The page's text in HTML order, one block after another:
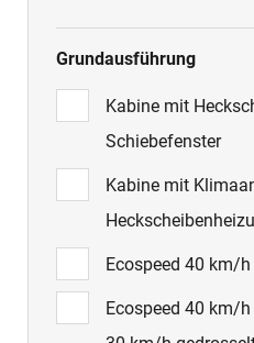
Grundausführung
Kabine mit
Schiebefenster
Kabine mit
Ecospeed 40 km/
Ecospeed 40 km/